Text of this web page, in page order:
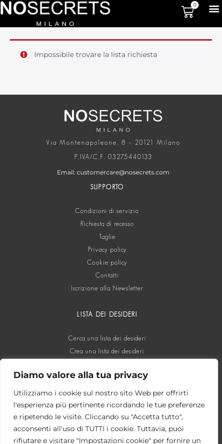
Diamo valore alla tua privacy
Utilizziamo i cookie sul nostro sito Web per offrirti
l'esperienza più pertinente ricordando le tue preferenze
e ripetendo le visite. Cliccando su "Accetta tutto",
acconsenti all'uso di TUTTI i cookie. Tuttavia, puoi
rifiutare e visitare "Impostazioni cookie" per fornire un
0
Impossibile trovare la lista richiesta
Via Montenapoleone, 8 – 20121 Milano
P.IVA/C.F. 03275440133
Email: customercare@nosecrets.com
SUPPORTO
Condizioni di servizio
Richiesta di recesso
Taglie
Privacy policy
Cookie policy
Contatti
Iscrizione alla Newsletter
LISTA DEI DESIDERI
Cerca una lista dei desideri
Crea una lista dei desideri
SOCIAL